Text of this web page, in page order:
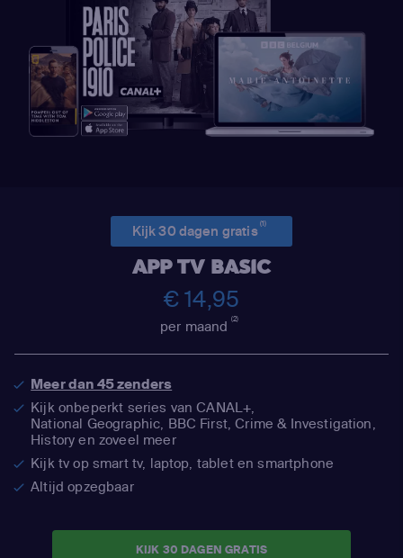
Kijk 30 dagen gratis(1)
APP TV BASIC
€ 14,95
per maand(2)
Meer dan 45 zenders
Kijk onbeperkt series van CANAL+,
National Geographic, BBC First, Crime & Investigation,
History en zoveel meer
Kijk tv op smart tv, laptop, tablet en smartphone
Altijd opzegbaar
KIJK 30 DAGEN GRATIS